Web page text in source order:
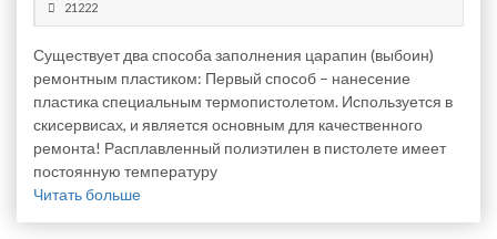
21222
Существует два способа заполнения царапин (выбоин)
ремонтным пластиком: Первый способ – нанесение
пластика специальным термопистолетом. Используется в
скисервисах, и является основным для качественного
ремонта! Расплавленный полиэтилен в пистолете имеет
постоянную температуру
Читать больше